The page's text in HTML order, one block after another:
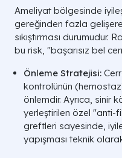
Ameliyat bölgesinde
gereğinden fazla
sıkıştırması durumudur.
bu risk, "başarısız bel
Önleme Stratejisi:
kontrolünün
önlemdir. Ayrıca, sinir
yerleştirilen özel "anti-
greftleri sayesinde,
yapışması teknik